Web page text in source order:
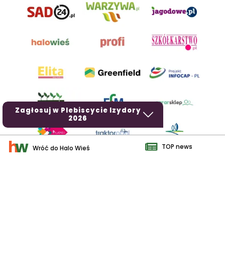
Zagłosuj w Plebiscycie Izydory
2026
Wróć do Halo Wieś TOP news